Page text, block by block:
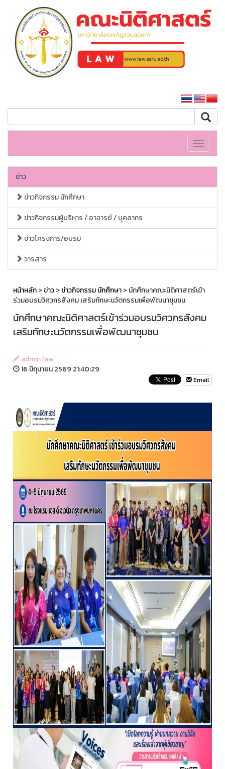
Toggle
ข่าว
ข่าวกิจกรรม นักศึกษา
ข่าวกิจกรรมผู้บริหาร / อาจารย์ / บุคลากร
ข่าวโครงการ/อบรม
วารสาร
หน้าหลัก>ข่าว>ข่าวกิจกรรม นักศึกษา> นักศึกษาคณะนิติศาสตร์เข้า
ร่วมอบรมวิศวกรสังคม เสริมทักษะนวัตกรรมเพื่อพัฒนาชุมชน
นักศึกษาคณะนิติศาสตร์เข้าร่วมอบรมวิศวกรสังคม
เสริมทักษะนวัตกรรมเพื่อพัฒนาชุมชน
admin law
16 มิถุนายน 2569 21:40:29
Email